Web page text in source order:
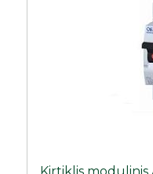
Kirtiklis modulinis